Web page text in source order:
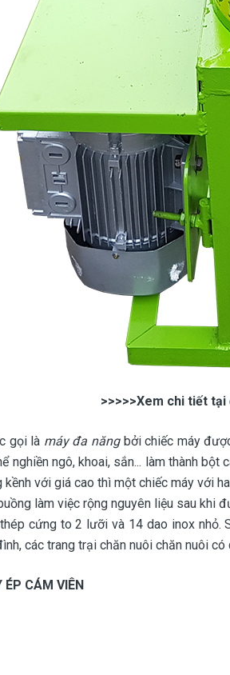
>>>>>Xem chi tiết tại
gọi là máy đa năngbởi chiếc máy
nghiền ngô, khoai, sắn... làm thành
kềnh với giá cao thì một chiếc máy với
làm việc rộng nguyên liệu sau khi
cứng to 2 lưỡi và 14 dao inox nhỏ.
các trang trại chăn nuôi chăn nuôi có
ÉP CÁM VIÊN